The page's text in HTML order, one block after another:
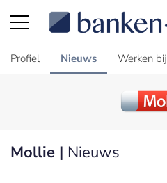
Profiel Nieuws Werken bij
Mollie | Nieuws